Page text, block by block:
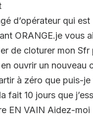
d’opérateur qui est
ORANGE.je vous ai
de cloturer mon Sfr
ouvrir un nouveau
à zéro que puis-
fait 10 jours que
EN VAIN Aidez-moi